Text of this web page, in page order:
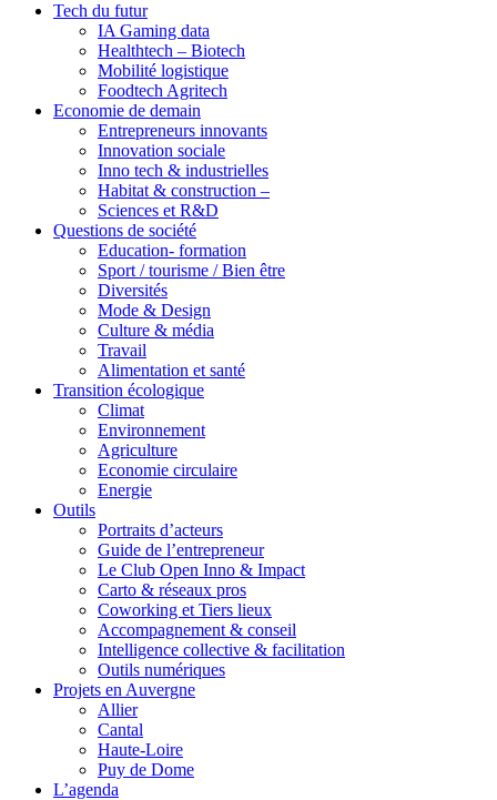
Tech du futur
IA Gaming data
Healthtech – Biotech
Mobilité logistique
Foodtech Agritech
Economie de demain
Entrepreneurs innovants
Innovation sociale
Inno tech & industrielles
Habitat & construction –
Sciences et R&D
Questions de société
Education- formation
Sport / tourisme / Bien être
Diversités
Mode & Design
Culture & média
Travail
Alimentation et santé
Transition écologique
Climat
Environnement
Agriculture
Economie circulaire
Energie
Outils
Portraits d’acteurs
Guide de l’entrepreneur
Le Club Open Inno & Impact
Carto & réseaux pros
Coworking et Tiers lieux
Accompagnement & conseil
Intelligence collective & facilitation
Outils numériques
Projets en Auvergne
Allier
Cantal
Haute-Loire
Puy de Dome
L’agenda